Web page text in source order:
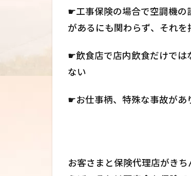
☛工事保険の場合で空調機の
があるにも関わらず、それを
☛飲食店で店内飲食だけでは
ない
☛お仕事柄、特殊な事故があ
お客さまと保険代理店がき